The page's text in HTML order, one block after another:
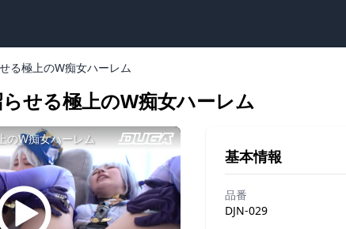
る極上のW痴女ハーレム
せる極上のW痴女ハーレム
基本情報
品番
DJN-029